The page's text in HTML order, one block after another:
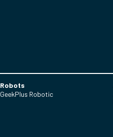
Robots
GeekPlus Robotic